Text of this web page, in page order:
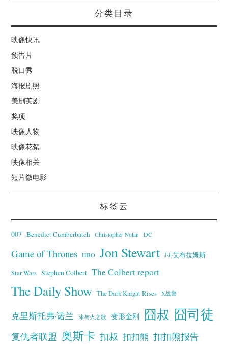
分类目录
映像快讯
预告片
脱口秀
海报剧照
美剧英剧
奖项
映像人物
映像花絮
映像相关
短片微电影
标签云
007 Benedict Cumberbatch Christopher Nolan DC
Game of Thrones HBO Jon Stewart J·J·艾布拉姆斯
Star Wars Stephen Colbert The Colbert report
The Daily Show The Dark Knight Rises X战警
克里斯托弗·诺兰 冰与火之歌 变形金刚 囧叔 囧司徒
复仇者联盟 奥斯卡 扣叔 扣扣熊 扣扣熊报告